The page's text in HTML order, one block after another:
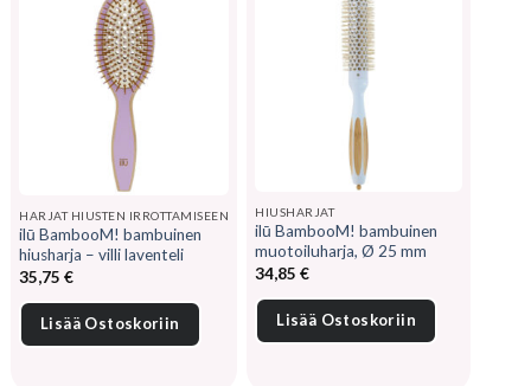
HARJAT HIUSTEN IRROTTAMISEEN
ilū BambooM! bambuinen
hiusharja – villi laventeli
35,75 €
Lisää Ostoskoriin
HIUSHARJAT
ilū BambooM! bambuinen
muotoiluharja, Ø 25 mm
34,85€
Lisää Ostoskoriin